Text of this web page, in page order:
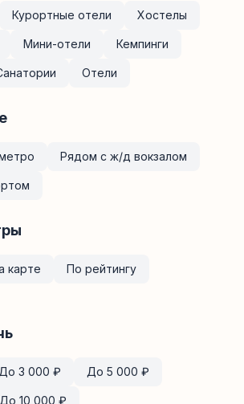
Курортные отели Хостелы
Мини-отели Кемпинги
Отели
Рядом с ж/д вокзалом
карте По рейтингу
До 3 000 ₽ До 5 000 ₽
До 10 000 ₽